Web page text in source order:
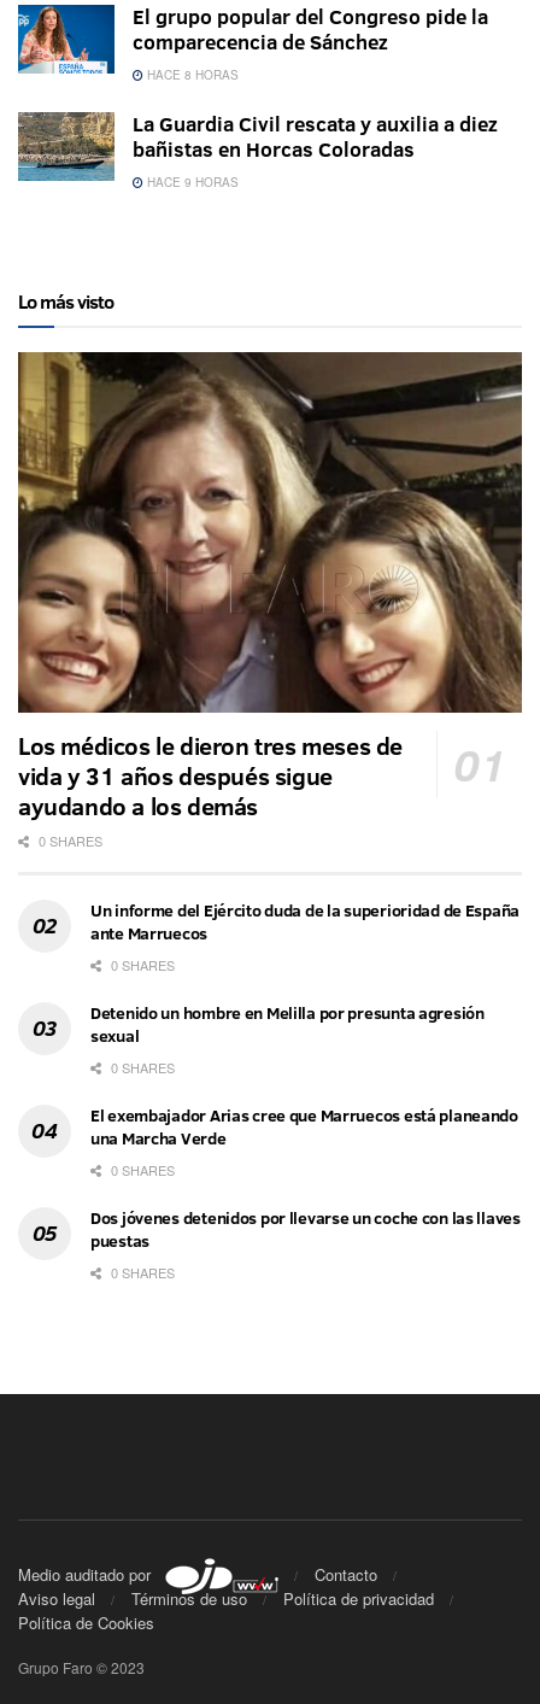
El grupo popular del Congreso pide la
comparecencia de Sánchez
HACE 8 HORAS
La Guardia Civil rescata y auxilia a diez
bañistas en Horcas Coloradas
HACE 9 HORAS
Lo más visto
Los médicos le dieron tres meses de
vida y 31 años después sigue
ayudando a los demás
0 SHARES
Un informe del Ejército duda de la superioridad de España
ante Marruecos
0 SHARES
Detenido un hombre en Melilla por presunta agresión
sexual
0 SHARES
El exembajador Arias cree que Marruecos está planeando
una Marcha Verde
0 SHARES
Dos jóvenes detenidos por llevarse un coche con las llaves
puestas
0 SHARES
Medio auditado por
Contacto
Aviso legal
Términos de uso
Política de privacidad
Política de Cookies
Grupo Faro © 2023